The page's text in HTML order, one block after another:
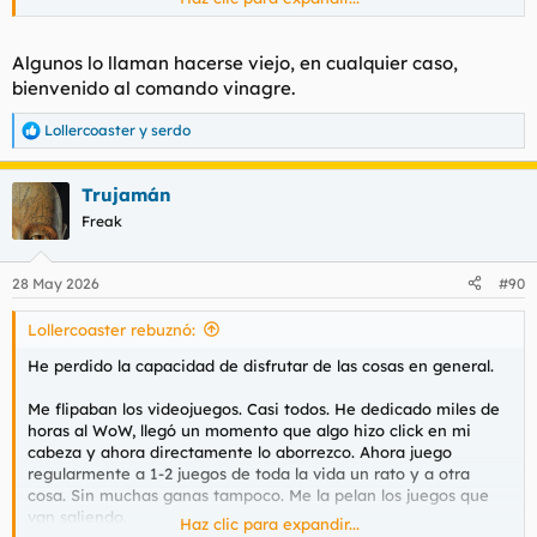
Lo mismo con el anime y manga. Hace sin exagerar una
infancia y ya.
Las tías, sabéis de mi obsesión por una bollera. Yo antes le
tiraba a absolutamente todo, ahora como no sea una tía guapa
e interesante prefiero quedarme en mi casa mirando el techo.
Magic, era parte importante de mi vida, hace meses que no
juego una partida porque me he hartado de los gilipollas que
componen la player base.
He perdido totalmente la fe en la humanidad, en el concepto
de amistad y en el de amor incondicional. Estoy muy
avinagrao y muerto por dentro. Las pocas cosas que aún me
pollas) porque veo el culo a Irene y escuchar música mientras
foreo en mi cueva.
Algunos lo llaman hacerse viejo, en cualquier caso,
bienvenido al comando vinagre.
R
e
a
c
c
i
e
s
Lollercoaster y serdo
Trujamán
Freak
28 May 2026 #90
Lollercoaster rebuznó:
He perdido la capacidad de disfrutar de las cosas en general.
Me flipaban los videojuegos. Casi todos. He dedicado miles de
horas al WoW, llegó un momento que algo hizo click en mi
cabeza y ahora directamente lo aborrezco. Ahora juego
regularmente a 1-2 juegos de toda la vida un rato y a otra
cosa. Sin muchas ganas tampoco. Me la pelan los juegos que
van saliendo.
Haz clic para expandir...